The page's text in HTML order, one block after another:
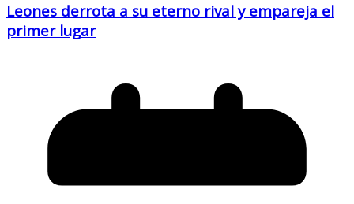
Leones derrota a su eterno rival y empareja el
primer lugar